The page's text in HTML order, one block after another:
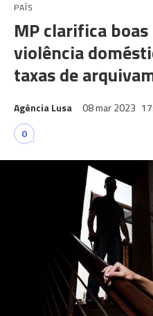
PAÍS
MP clarifica
violência
taxas de
Agência Lusa 08 mar 2023
0